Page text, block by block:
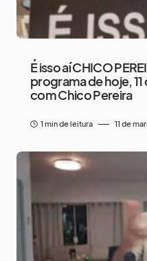
É isso aí CHICO
programa de hoje, 11
com Chico Pereira
1 min de leitura 11 de